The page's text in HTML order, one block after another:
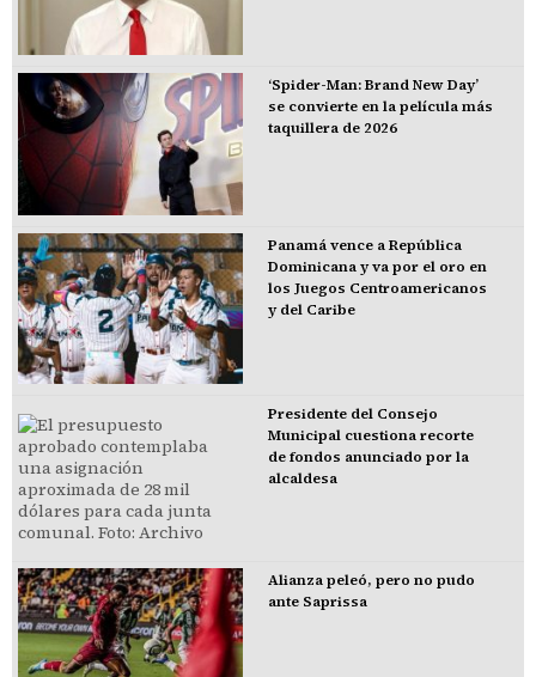
‘Spider-Man: Brand New Day’
se convierte en la película más
taquillera de 2026
Panamá vence a República
Dominicana y va por el oro en
los Juegos Centroamericanos
y del Caribe
Presidente del Consejo
Municipal cuestiona recorte
de fondos anunciado por la
alcaldesa
Alianza peleó, pero no pudo
ante Saprissa